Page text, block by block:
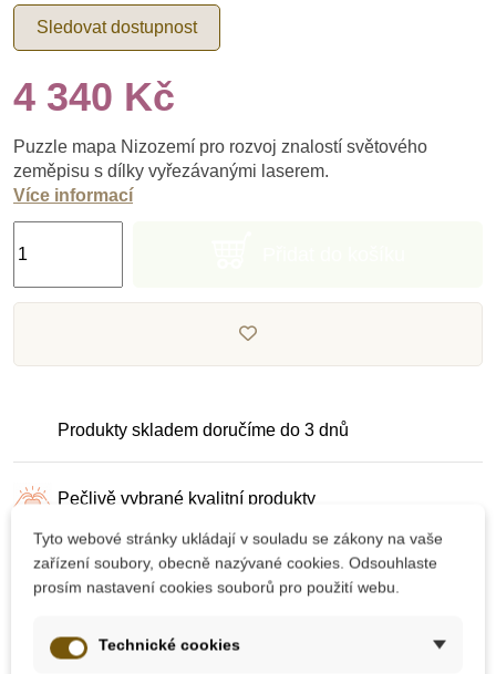
Sledovat dostupnost
4 340 Kč
Puzzle mapa Nizozemí pro rozvoj znalostí světového
zeměpisu s dílky vyřezávanými laserem.
Více informací
Produkty skladem doručíme do 3 dnů
Pečlivě vybrané kvalitní produkty
Dárek k nákupu nad 2000 Kč
Tyto webové stránky ukládají v souladu se zákony na vaše
zařízení soubory, obecně nazývané cookies. Odsouhlaste
prosím nastavení cookies souborů pro použití webu.
Technické cookies